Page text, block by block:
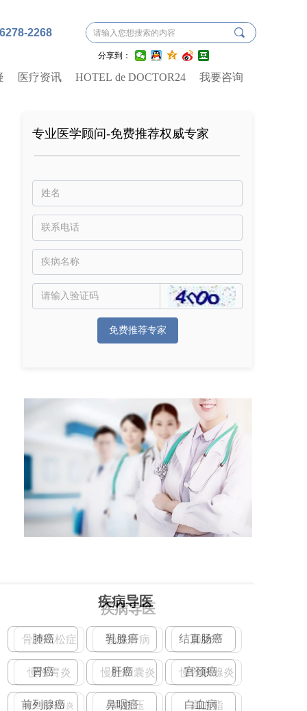
医疗资讯 HOTEL de DOCTOR24 我要咨询
2268 끠
分享到：
免费推荐专家
专业医学顾问-免费推荐权威专家
疾病导医
肺癌 乳腺癌 结直肠癌
胃癌 肝癌 宫颈癌
前列腺癌 鼻咽癌 白血病